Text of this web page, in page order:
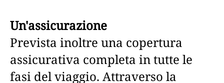
Un'assicurazione
Prevista inoltre una copertura
assicurativa completa in tutte le
fasi del viaggio. Attraverso la